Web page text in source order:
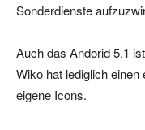
Sonderdienste
Auch das Andorid 5.1
Wiko hat lediglich einen
eigene Icons.